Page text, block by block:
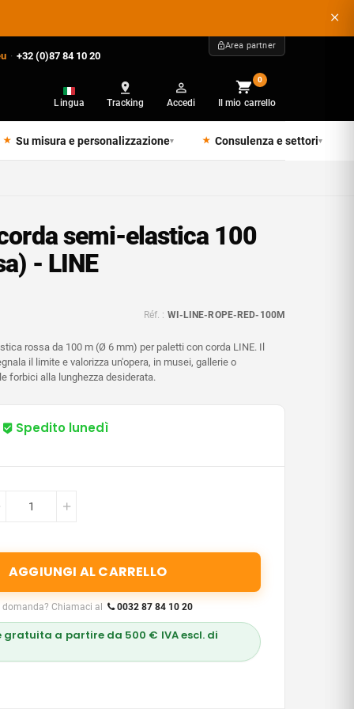
· +32 (0)87 84 10 20
Area partner
Lingua Tracking Accedi
0
Il mio carrello
Su misura e personalizzazione▾ Consulenza e settori▾
semi-elastica 100
- LINE
Réf. : WI-LINE-ROPE-RED-100M
rossa da 100 m (Ø 6 mm) per paletti con corda LINE. Il
il limite e valorizza un'opera, in musei, gallerie o
forbici alla lunghezza desiderata.
Spedito lunedì
AGGIUNGI AL CARRELLO
domanda? Chiamaci al 0032 87 84 10 20
gratuita a partire da 500 € IVA escl. di